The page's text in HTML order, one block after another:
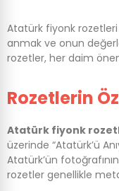
Atatürk fiyonk
anmak ve onun
rozetler, her daim
Rozetlerin
Atatürk fiyonk
üzerinde “Atatürk’ü
Atatürk’ün
rozetler genellikle